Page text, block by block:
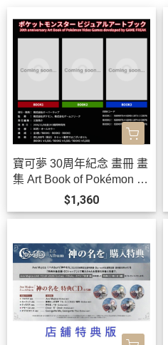
寶可夢 30周年紀念 畫冊 畫
集 Art Book of Pokémon Vi
deo Games developed by
GAME FREAK BOOK 1、
$1,360